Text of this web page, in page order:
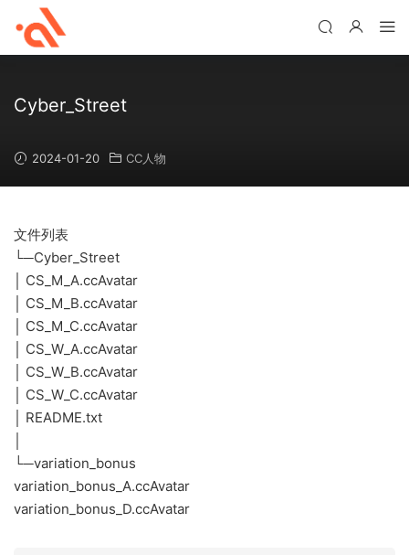
Cyber_Street
2024-01-20 CC人物
文件列表
└─Cyber_Street
│ CS_M_A.ccAvatar
│ CS_M_B.ccAvatar
│ CS_M_C.ccAvatar
│ CS_W_A.ccAvatar
│ CS_W_B.ccAvatar
│ CS_W_C.ccAvatar
│ README.txt
└─variation_bonus
variation_bonus_A.ccAvatar
variation_bonus_D.ccAvatar